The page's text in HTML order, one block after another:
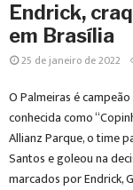
Endrick,
em Brasília
25 de janeiro de 2022
O Palmeiras é
conhecida como
Allianz Parque, o time
Santos e goleou na
marcados por Endrick,